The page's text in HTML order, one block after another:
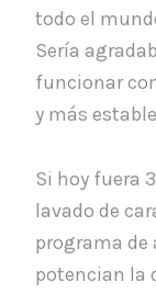
todo el
Sería
funcionar
y más
Si hoy fuera
lavado de
programa de
potencian la